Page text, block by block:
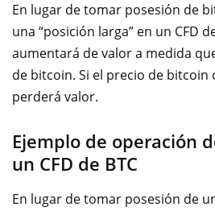
En lugar de tomar posesión de
una “posición larga” en un CFD
aumentará de valor a medida
de bitcoin. Si el precio de bitcoin
perderá valor.
Ejemplo de operación
un CFD de BTC
En lugar de tomar posesión de